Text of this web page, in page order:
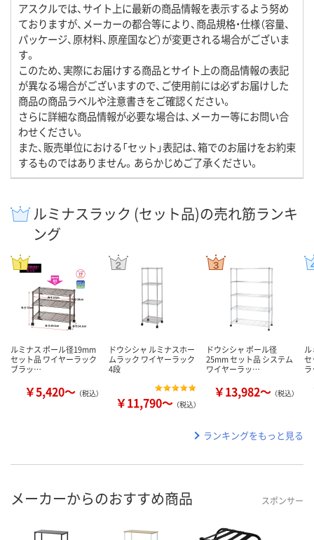
アスクルでは、サイト上に最新の商品情報を表示するよう努め
ておりますが、メーカーの都合等により、商品規格・仕様（容量、
パッケージ、原材料、原産国など）が変更される場合がございま
す。
このため、実際にお届けする商品とサイト上の商品情報の表記
が異なる場合がございますので、ご使用前には必ずお届けした
商品の商品ラベルや注意書きをご確認ください。
さらに詳細な商品情報が必要な場合は、メーカー等にお問い合
わせください。
また、販売単位における「セット」表記は、箱でのお届けをお約束
するものではありません。あらかじめご了承ください。
ルミナスラック (セット品)の売れ筋ランキ
ング
ルミナス ポール径19mm
セット品 ワイヤーラック
ブラッ…
￥5,420～ （税込）
ドウシシャ ルミナスホー
ムラック ワイヤーラック
4段
￥11,790～ （税込）
ドウシシャ ポール径
25mm セット品 システム
ワイヤーラッ…
￥13,982～ （税込）
セ
ランキングをもっと見る
メーカーからのおすすめ商品 スポンサー